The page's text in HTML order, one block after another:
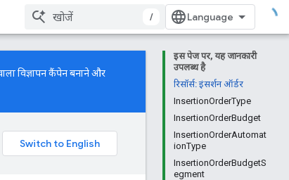
/
इस पेज पर, यह जानकारी
उपलब्ध है
रिसॉर्स: इंसर्शन ऑर्डर
InsertionOrderType
InsertionOrderBudget
InsertionOrderAutomat
ionType
InsertionOrderBudgetS
egment
विज्ञापन कैंपेन बनाने और